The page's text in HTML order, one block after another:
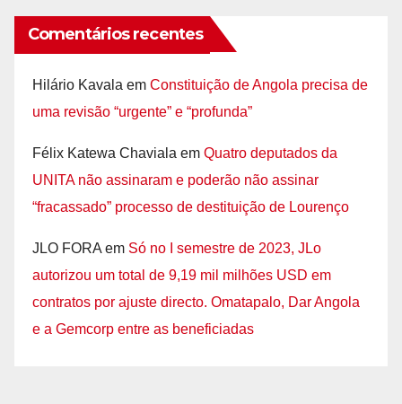
Comentários recentes
Hilário Kavala em Constituição de Angola precisa de
uma revisão “urgente” e “profunda”
Félix Katewa Chaviala em Quatro deputados da
UNITA não assinaram e poderão não assinar
“fracassado” processo de destituição de Lourenço
JLO FORA em Só no I semestre de 2023, JLo
autorizou um total de 9,19 mil milhões USD em
contratos por ajuste directo. Omatapalo, Dar Angola
e a Gemcorp entre as beneficiadas